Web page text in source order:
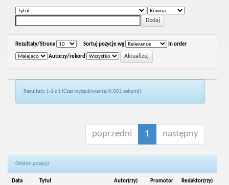
Rezultaty/Strona Sortuj pozycje wg In order
Autorzy/rekord
Rezultaty 1-1 z 1 (Czas wyszukiwania: 0.001 sekund).
poprzedni 1 następny
Odsłon pozycji:
Data
Tytuł Autor(rzy) Promotor Redaktor(rzy)